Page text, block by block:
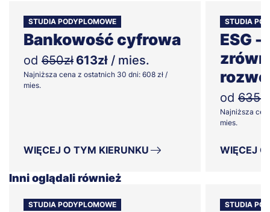
STUDIA PODYPLOMOWE
Bankowość cyfrowa
od 650zł 613zł / mies.
Najniższa cena z ostatnich 30 dni: 608 zł /
mies.
WIĘCEJ O TYM KIERUNKU
STUDIA
ESG
od 635zł
Najniższa
mies.
WIĘCEJ
Inni oglądali również
STUDIA PODYPLOMOWE STUDIA